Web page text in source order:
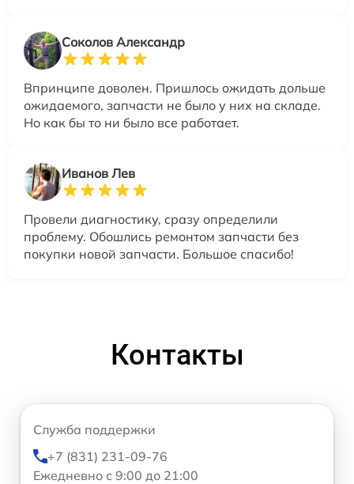
Соколов Александр
Впринципе доволен. Пришлось ожидать дольше
ожидаемого, запчасти не было у них на складе.
Но как бы то ни было все работает.
Иванов Лев
Провели диагностику, сразу определили
проблему. Обошлись ремонтом запчасти без
покупки новой запчасти. Большое спасибо!
Контакты
Служба поддержки
+7 (831) 231-09-76
Ежедневно с 9:00 до 21:00